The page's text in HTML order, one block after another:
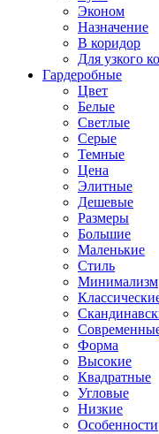
Эконом
Назначение
В коридор
Для узкого
Гардеробные
Цвет
Белые
Светлые
Серые
Темные
Цена
Элитные
Дешевые
Размеры
Большие
Маленькие
Стиль
Минимализм
Форма
Высокие
Квадратные
Угловые
Низкие
Особенности